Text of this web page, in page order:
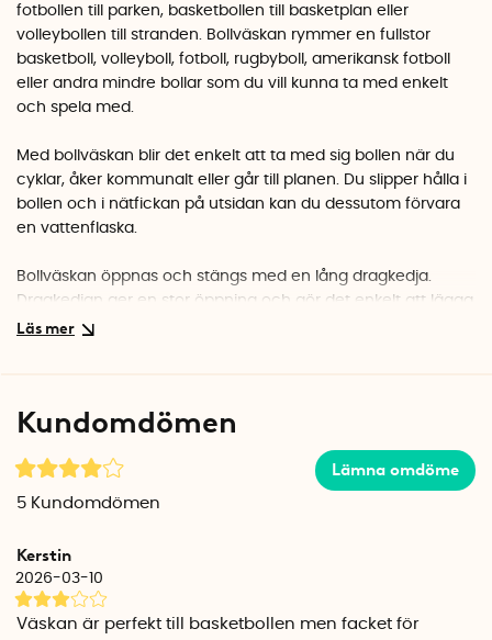
fotbollen till parken, basketbollen till basketplan eller
volleybollen till stranden. Bollväskan rymmer en fullstor
basketboll, volleyboll, fotboll, rugbyboll, amerikansk fotboll
eller andra mindre bollar som du vill kunna ta med enkelt
och spela med.
Med bollväskan blir det enkelt att ta med sig bollen när du
cyklar, åker kommunalt eller går till planen. Du slipper hålla i
bollen och i nätfickan på utsidan kan du dessutom förvara
en vattenflaska.
Bollväskan öppnas och stängs med en lång dragkedja.
Dragkedjan ger en stor öppning och gör det enkelt att lägga
ner och ta ut bollen ur väskan.
axelband och bära väskan över axeln, eller använda båda
har även ett vanligt handtag och kan bäras utan att du
använder axelbanden.
Mått platt: ca 35 cm x 20 cm
Mått utspänd: ca 25 cm i diameter
Material: Polyester
Kundomdömen
Lämna omdöme
5 Kundomdömen
Kerstin
2026-03-10
Väskan är perfekt till basketbollen men facket för